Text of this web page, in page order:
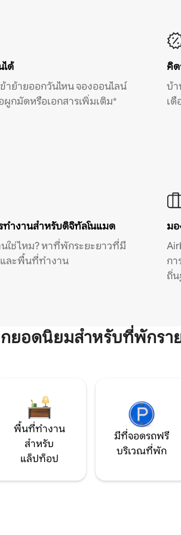
ด้
าย้ายออกวันไหน จองออนไลน์
ผูกมัดหรือเอกสารเพิ่มเติม*
คิด
บ้า
เดื
ำงานสำหรับดิจิทัลโนแมด
ใช่ไหม? หาที่พักระยะยาวที่มี
และพื้นที่ทำงาน
มอ
กา
ถิ่
ยอดนิยมสำหรับที่พักรา
พื้นที่ทำงาน
สำหรับ
แล็ปท็อป
มีที่จอดรถฟรี
บริเวณที่พัก